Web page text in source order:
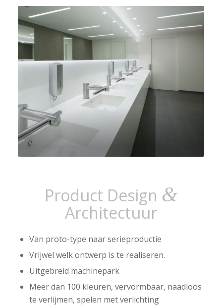
Product Design &
Architectuur
Van proto-type naar serieproductie
Vrijwel welk ontwerp is te realiseren.
Uitgebreid machinepark
Meer dan 100 kleuren, vervormbaar, naadloos
te verlijmen, spelen met verlichting